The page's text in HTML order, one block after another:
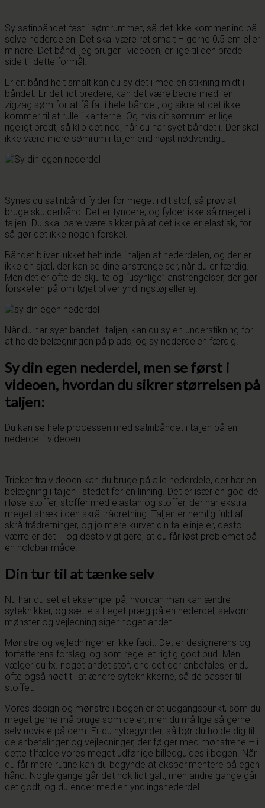
Sy satinbåndet fast i sømrummet, så det ikke kommer ind på
selve nederdelen. Det skal være ret smalt – gerne 0,5 cm eller
mindre. Det bånd, jeg bruger i videoen, er lige til den brede
side til dette formål.
Er dit bånd helt smalt kan du sy det i med en stikning midt i
båndet. Er det lidt bredere, kan det være bedre med en
zigzag søm for at få fat i hele båndet, og sikre at det ikke
kommer til at rulle i kanterne. Og hvis dit sømrum er lige
rigeligt bredt, så klip det ned, når du har syet båndet i. Der skal
ikke være mere sømrum i taljen end højst nødvendigt.
Synes du satinbånd fylder for meget i dit stof, så prøv at
bruge skulderbånd. Det er tyndere, og fylder ikke så meget i
taljen. Du skal bare være sikker på at det ikke er elastisk, for
så gør det ikke nogen forskel.
Båndet bliver lukket helt inde i taljen af nederdelen, og der er
ikke en sjæl, der kan se dine anstrengelser, når du er færdig.
Men det er ofte de skjulte og “usynlige” anstrengelser, der gør
forskellen på om tøjet bliver yndlingstøj eller ej.
Når du har syet båndet i taljen, kan du sy en understikning for
at holde belægningen på plads, og sy nederdelen færdig.
Sy din egen nederdel, men se først i
videoen, hvordan du sikrer størrelsen på
taljen:
Du kan se hele processen med satinbåndet i taljen på en
nederdel i videoen.
Tricket fra videoen kan du bruge på alle nederdele, der har en
belægning i taljen i stedet for en linning. Det er især en god idé
i løse stoffer, stoffer med elastan og stoffer, der har ekstra
meget stræk i den skrå trådretning. Taljen er nemlig fuld af
skrå trådretninger, og jo mere kurvet din taljelinje er, desto
værre er det – og desto vigtigere, at du får løst problemet på
en holdbar måde.
Din tur til at tænke selv
Nu har du set et eksempel på, hvordan man kan ændre
syteknikker, og sætte sit eget præg på en nederdel, selvom
mønster og vejledning siger noget andet.
Mønstre og vejledninger er ikke facit. Det er designerens og
forfatterens forslag, og som regel et rigtig godt bud. Men
vælger du fx. noget andet stof, end det der anbefales, er du
ofte også nødt til at ændre syteknikkerne, så de passer til
stoffet.
Vores design og mønstre i bogen er et udgangspunkt, som du
meget gerne må bruge som de er, men du må lige så gerne
selv udvikle på dem. Er du nybegynder, så bør du holde dig til
de anbefalinger og vejledninger, der følger med mønstrene – i
dette tilfælde vores meget udførlige billedguides i bogen. Når
du får mere rutine kan du begynde at eksperimentere på egen
hånd. Nogle gange går det nok lidt galt, men andre gange går
det godt, og du ender med en yndlingsnederdel.